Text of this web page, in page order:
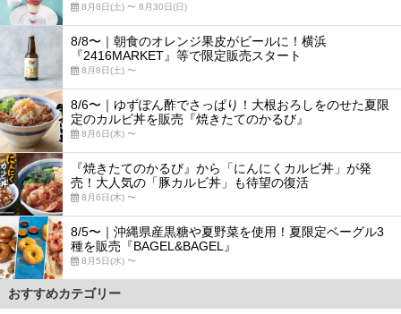
8月8日(土) 〜 8月30日(日)
8/8〜｜朝食のオレンジ果皮がビールに！横浜
『2416MARKET』等で限定販売スタート
8月8日(土) 〜
8/6〜｜ゆずぽん酢でさっぱり！大根おろしをのせた夏限
定のカルビ丼を販売『焼きたてのかるび』
8月6日(木) 〜
『焼きたてのかるび』から「にんにくカルビ丼」が発
売！大人気の「豚カルビ丼」も待望の復活
8月6日(木) 〜
8/5〜｜沖縄県産黒糖や夏野菜を使用！夏限定ベーグル3
種を販売『BAGEL&BAGEL』
8月5日(水) 〜
おすすめカテゴリー